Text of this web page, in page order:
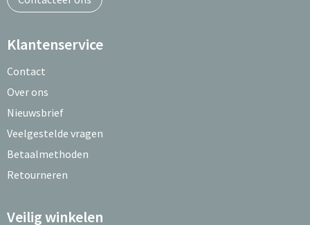
Klantenservice
Contact
Over ons
Nieuwsbrief
Veelgestelde vragen
Betaalmethoden
Retourneren
Veilig winkelen